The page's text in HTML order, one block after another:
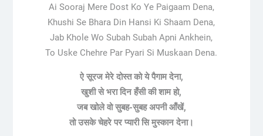
Ai Sooraj Mere Dost Ko Ye Paigaam Dena,
Khushi Se Bhara Din Hansi Ki Shaam Dena,
Jab Khole Wo Subah Subah Apni Ankhein,
To Uske Chehre Par Pyari Si Muskaan Dena.
ऐ सूरज मेरे दोस्त को ये पैगाम देना,
खुशी से भरा दिन हँसी की शाम हो,
जब खोले वो सुबह-सुबह अपनी आँखें,
तो उसके चेहरे पर प्यारी सि मुस्कान देना।